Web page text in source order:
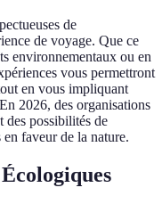
de
de voyage. Que ce
environnementaux ou en
vous permettront
en vous impliquant
2026, des organisations
des possibilités de
faveur de la nature.